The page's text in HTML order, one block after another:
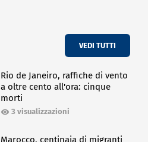
VEDI TUTTI
Rio de Janeiro, raffiche di vento
a oltre cento all'ora: cinque
morti
3 visualizzazioni
Marocco, centinaia di migranti